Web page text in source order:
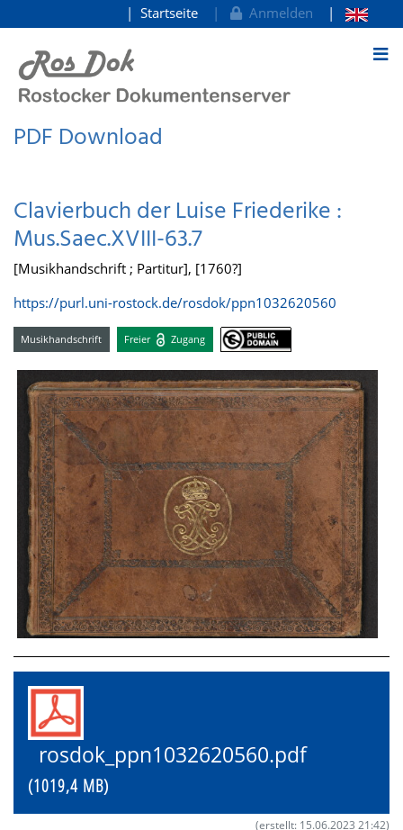
zum Inhalt
Startseite Anmelden
PDF Download
Clavierbuch der Luise Friederike :
Mus.Saec.XVIII-63.7
[Musikhandschrift ; Partitur], [1760?]
https://purl.uni-rostock.de/rosdok/ppn1032620560
Musikhandschrift Freier Zugang
rosdok_ppn1032620560.pdf
(1019,4 MB)
(erstellt: 15.06.2023 21:42)